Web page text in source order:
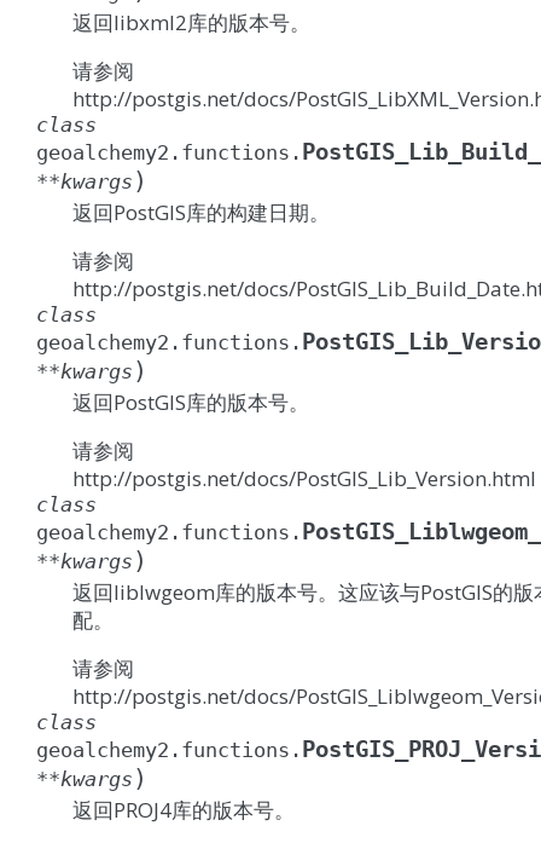
返回libxml2库的版本号。
请参阅
http://postgis.net/docs/
class
geoalchemy2.functions.
**kwargs )
返回PostGIS库的构建日期。
请参阅
http://postgis.net/docs/
class
geoalchemy2.functions.
**kwargs )
返回PostGIS库的版本号。
请参阅
http://postgis.net/docs/PostGIS_Lib_Version.html
class
geoalchemy2.functions.
**kwargs )
返回liblwgeom库的版本号。这应该与PostGIS的版
配。
请参阅
http://postgis.net/docs/
class
geoalchemy2.functions.
**kwargs )
返回PROJ4库的版本号。